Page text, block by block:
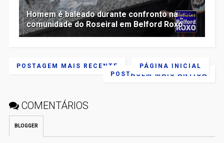
Homem é baleado durante confronto na
comunidade do Roseiral em Belford Roxo
POSTAGEM MAIS RECENTE
POSTAGEM MAIS ANTIGA
PÁGINA INICIAL
COMENTÁRIOS
BLOGGER